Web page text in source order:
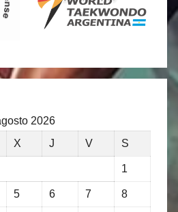
2026
X J V S
1
5 6 7 8